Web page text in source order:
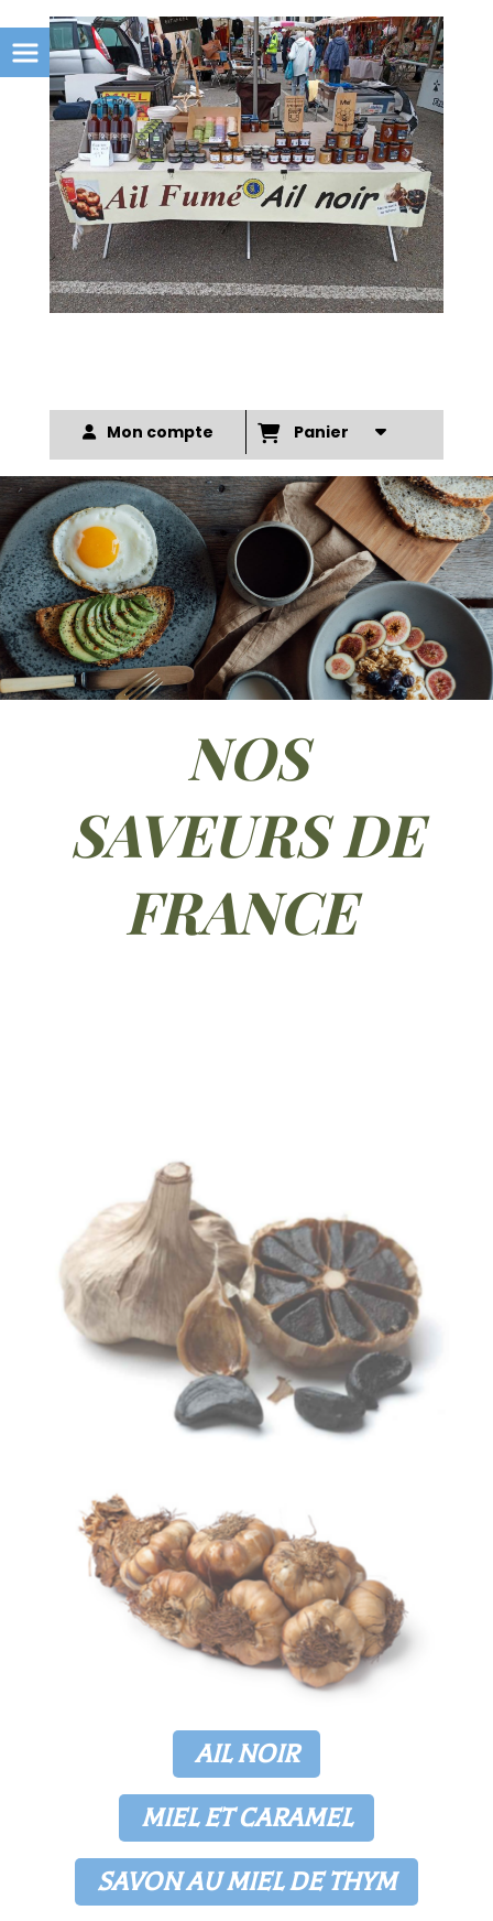
Mon compte Panier
NOS
SAVEURS DE
FRANCE
AIL NOIR
MIEL ET CARAMEL
SAVON AU MIEL DE THYM